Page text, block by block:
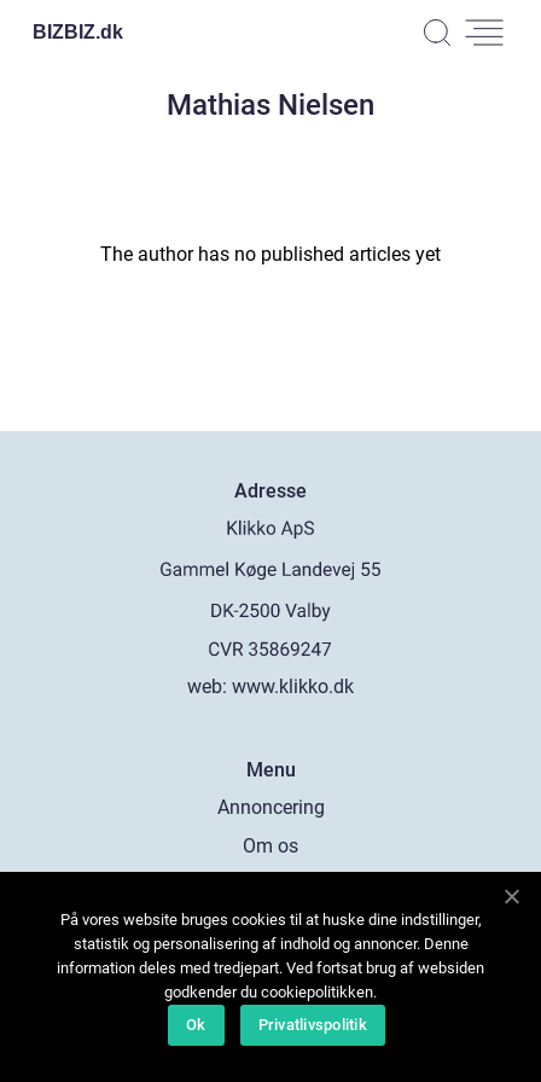
BIZBIZ.dk
Mathias Nielsen
The author has no published articles yet
Adresse
web: www.klikko.dk
Menu
Annoncering
Om os
Kontakt os
Sitemap
På vores website bruges cookies til at huske dine indstillinger,
statistik og personalisering af indhold og annoncer. Denne
information deles med tredjepart. Ved fortsat brug af websiden
godkender du cookiepolitikken.
Ok
Privatlivspolitik